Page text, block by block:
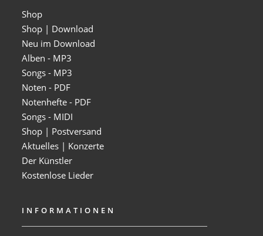
Shop
Shop | Download
Neu im Download
Alben - MP3
Songs - MP3
Noten - PDF
Notenhefte - PDF
Songs - MIDI
Shop | Postversand
Aktuelles | Konzerte
Der Künstler
Kostenlose Lieder
INFORMATIONEN